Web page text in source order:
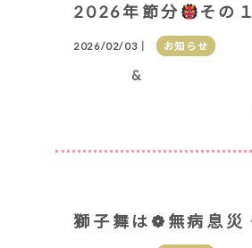
2026年節分 その１
2026/02/03｜ お知らせ
&